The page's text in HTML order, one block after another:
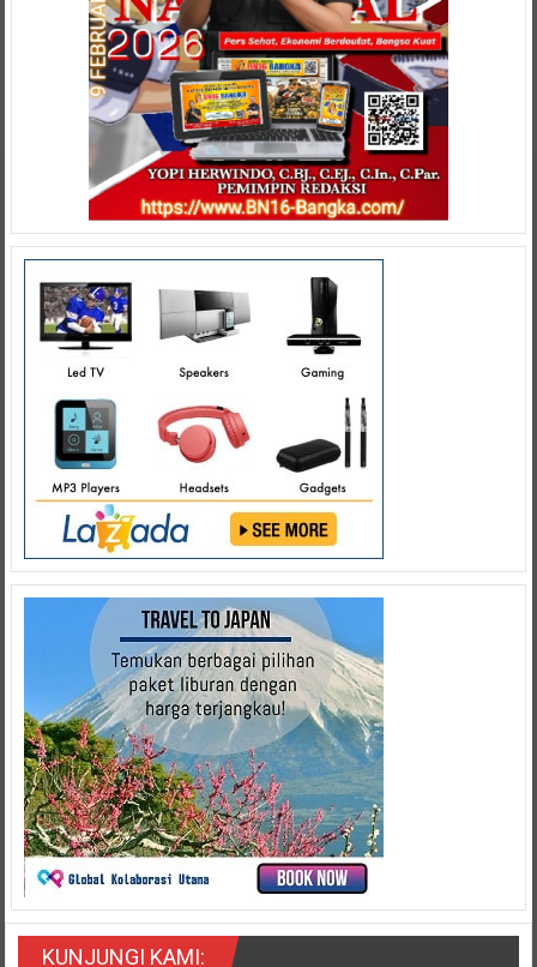
KUNJUNGI KAMI: